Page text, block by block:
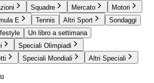
Squadre Mercato
Motori
E Tennis Altri Sport
Sondaggi
Un libro a settimana
Speciali Olimpiadi
Speciali Mondiali Altri Speciali